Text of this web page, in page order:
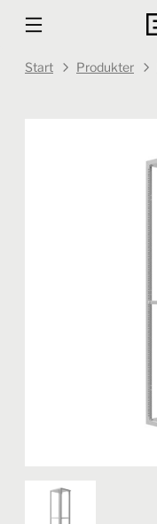
Start Produkter